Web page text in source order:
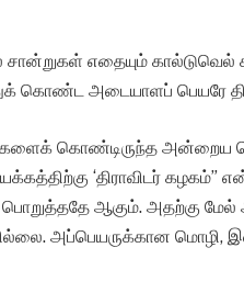
சான்றுகள் எதையும்
கொண்ட அடையாளப் பெயரே
கொண்டிருந்த
‘திராவிடர் கழகம்”
ஆகும். அதற்கு மேல்
அப்பெயருக்கான மொழி,